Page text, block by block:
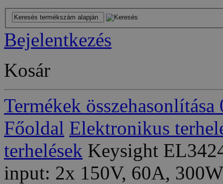
Bejelentkezés
Kosár
Termékek összehasonlítása
Főoldal Elektronikus
terhelések Keysight
input: 2x 150V, 60A,